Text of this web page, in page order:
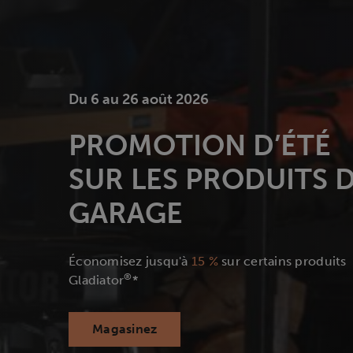
Du 6 au 26 août 2026
PROMOTION D’ÉTÉ
SUR LES PRODUITS
GARAGE
Économisez jusqu'à 15 %sur certains produits
Gladiator®*
Magasinez